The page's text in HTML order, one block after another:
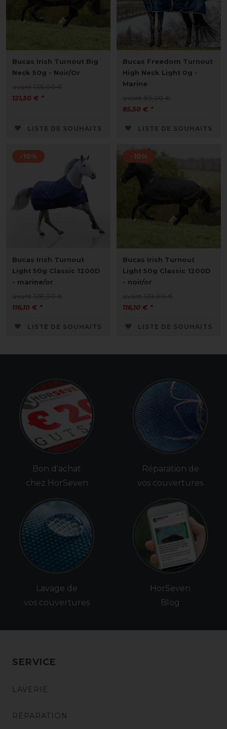
Bucas Irish Turnout Big
Neck 50g - Noir/Or
avant 135,00 €
121,50 € *
LISTE DE SOUHAITS
Bucas Freedom Turnout
High Neck Light 0g -
Marine
avant 95,00 €
85,50 € *
LISTE DE SOUHAITS
-10%
Bucas Irish Turnout
Light 50g Classic 1200D
- marine/or
avant 129,00 €
116,10 € *
LISTE DE SOUHAITS
-10%
Bucas Irish Turnout
Light 50g Classic 1200D
- noir/or
avant 129,00 €
116,10 € *
LISTE DE SOUHAITS
Bon d'achat
chez HorSeven
Lavage de
vos couvertures
Réparation de
vos couvertures
HorSeven
Blog
SERVICE
LAVERIE
RÉPARATION